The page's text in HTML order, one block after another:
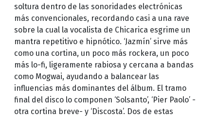
soltura dentro de las sonoridades electrónicas
más convencionales, recordando casi a una rave
sobre la cual la vocalista de Chicarica esgrime un
mantra repetitivo e hipnótico. ‘Jazmín’ sirve más
como una cortina, un poco más rockera, un poco
más lo-fi, ligeramente rabiosa y cercana a bandas
como Mogwai, ayudando a balancear las
influencias más dominantes del álbum. El tramo
final del disco lo componen ‘Solsanto’, ‘Pier Paolo’ -
otra cortina breve- y ‘Discosta’. Dos de estas